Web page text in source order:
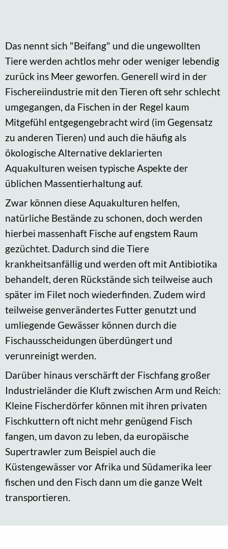
Das nennt sich "Beifang" und die ungewollten
Tiere werden achtlos mehr oder weniger lebendig
zurück ins Meer geworfen. Generell wird in der
Fischereiindustrie mit den Tieren oft sehr schlecht
umgegangen, da Fischen in der Regel kaum
Mitgefühl entgegengebracht wird (im Gegensatz
zu anderen Tieren) und auch die häufig als
ökologische Alternative deklarierten
Aquakulturen weisen typische Aspekte der
üblichen Massentierhaltung auf.
Zwar können diese Aquakulturen helfen,
natürliche Bestände zu schonen, doch werden
hierbei massenhaft Fische auf engstem Raum
gezüchtet. Dadurch sind die Tiere
krankheitsanfällig und werden oft mit Antibiotika
behandelt, deren Rückstände sich teilweise auch
später im Filet noch wiederfinden. Zudem wird
teilweise genverändertes Futter genutzt und
umliegende Gewässer können durch die
Fischausscheidungen überdüngert und
verunreinigt werden.
Darüber hinaus verschärft der Fischfang großer
Industrieländer die Kluft zwischen Arm und Reich:
Kleine Fischerdörfer können mit ihren privaten
Fischkuttern oft nicht mehr genügend Fisch
fangen, um davon zu leben, da europäische
Supertrawler zum Beispiel auch die
Küstengewässer vor Afrika und Südamerika leer
fischen und den Fisch dann um die ganze Welt
transportieren.